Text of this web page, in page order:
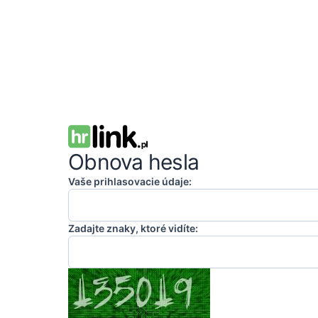
Obnova hesla
Vaše prihlasovacie údaje:
Zadajte znaky, ktoré vidíte: